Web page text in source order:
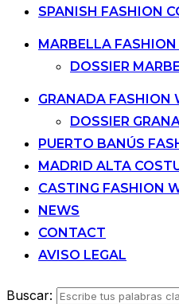
SPANISH FASHION
MARBELLA FASHION
DOSSIER
GRANADA FASHION
DOSSIER
PUERTO BANÚS
MADRID ALTA
CASTING FASHION
NEWS
CONTACT
AVISO LEGAL
Buscar: